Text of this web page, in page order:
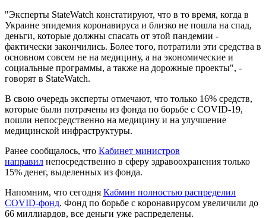
"Эксперты StateWatch констатируют, что в то время, когда в
Украине эпидемия коронавируса и близко не пошла на спад,
деньги, которые должны спасать от этой пандемии -
фактически закончились. Более того, потратили эти средства в
основном совсем не на медицину, а на экономические и
социальные программы, а также на дорожные проекты", -
говорят в StateWatch.
В свою очередь эксперты отмечают, что только 16% средств,
которые были потрачены из фонда по борьбе с COVID-19,
пошли непосредственно на медицину и на улучшение
медицинской инфраструктуры.
Ранее сообщалось, что Кабинет министров
направил непосредственно в сферу здравоохранения только
15% денег, выделенных из фонда.
Напомним, что сегодня Кабмин полностью распределил
COVID-фонд. Фонд по борьбе с коронавирусом увеличили до
66 миллиардов, все деньги уже распределены.